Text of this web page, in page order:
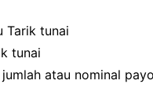
Tarik tunai
tunai
jumlah atau nominal